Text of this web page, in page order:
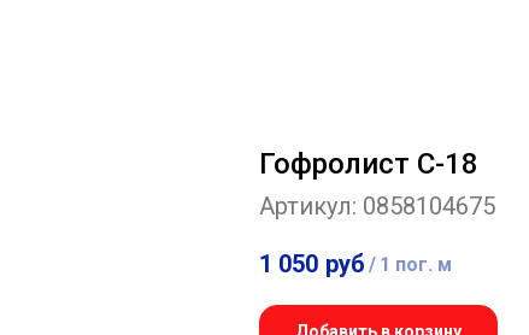
Гофролист C-18
Артикул: 0858104675
1 050 руб / 1 пог. м